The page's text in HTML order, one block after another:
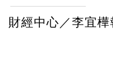
財經中心／李宜樺